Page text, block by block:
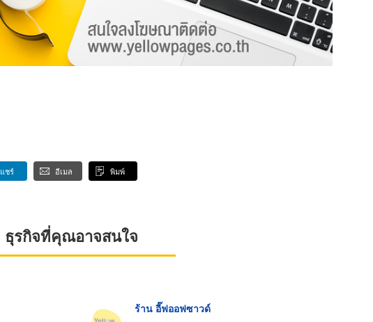
แชร์ อีเมล พิมพ์
ธุรกิจที่คุณอาจสนใจ
ร้าน อี๊ฟออฟซาวด์